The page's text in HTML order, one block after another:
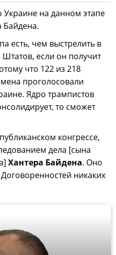
Украине на данном этапе
есть, чем выстрелить в
если он получит
что 122 из 218
проголосовали
Ядро трампистов
то сможет
конгрессе,
дела [сына
Хантера Байдена. Оно
никаких